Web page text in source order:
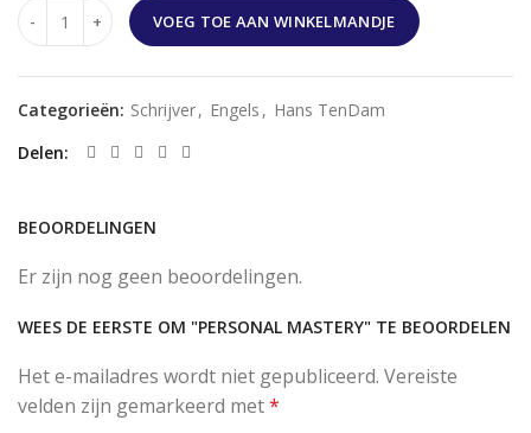
VOEG TOE AAN WINKELMANDJE
Categorieën: Schrijver, Engels , Hans TenDam
Delen
BEOORDELINGEN
Er zijn nog geen beoordelingen.
WEES DE EERSTE OM "PERSONAL MASTERY" TE BEOORDELEN
Het e-mailadres wordt niet gepubliceerd. Vereiste
velden zijn gemarkeerd met*